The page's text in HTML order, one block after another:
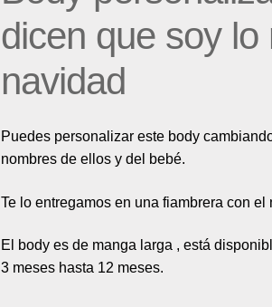
dicen que soy
navidad
Puedes personalizar este body
nombres de ellos y del bebé.
Te lo entregamos en una fiambrera con
El body es de manga larga , está
3 meses hasta 12 meses.